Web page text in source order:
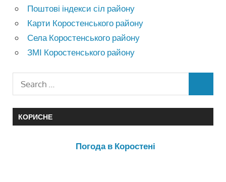
Поштові індекси сіл району
Карти Коростенського району
Села Коростенського району
ЗМІ Коростенського району
КОРИСНЕ
Погода в Коростені